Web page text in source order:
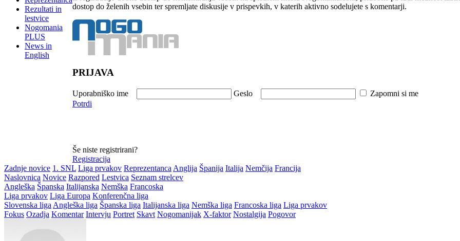
Rezultati in
lestvice
Nogomania
PLUS
News in
English
dostop do želenih vsebin ter spremljate diskusije v prispevkih, v katerih aktivno sodelujete s komentarji.
PRIJAVA
Uporabniško ime Geslo Zapomni si me
Potrdi
Še niste registrirani?
Registracija
Zadnje novice 1. SNL Liga prvakov Reprezentanca Anglija Španija Italija Nemčija Francija
Naslovnica Novice Razpored Lestvica Seznam strelcev
Angleška Španska Italijanska Nemška Francoska
Liga prvakov Liga Europa Konferenčna liga
Slovenska liga Angleška liga Španska liga Italijanska liga Nemška liga Francoska liga Liga prvakov
Fokus Ozadja Komentar Intervju Portret Skavt Nogomanijak X-faktor Nostalgija Pogovor